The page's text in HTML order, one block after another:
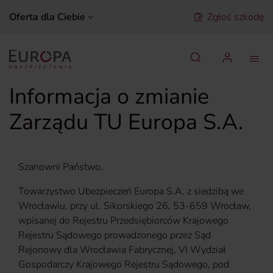
Oferta dla Ciebie Zgłoś szkodę
Informacja o zmianie
Zarządu TU Europa S.A.
Szanowni Państwo,
Towarzystwo Ubezpieczeń Europa S.A. z siedzibą we
Wrocławiu, przy ul. Sikorskiego 26, 53-659 Wrocław,
wpisanej do Rejestru Przedsiębiorców Krajowego
Rejestru Sądowego prowadzonego przez Sąd
Rejonowy dla Wrocławia Fabrycznej, VI Wydział
Gospodarczy Krajowego Rejestru Sądowego, pod